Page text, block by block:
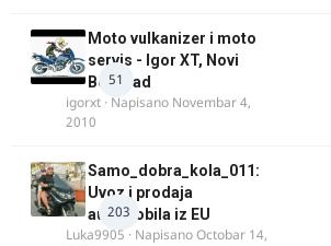
51
Moto vulkanizer i moto
servis - Igor XT, Novi
Beograd
igorxt · Napisano Novembar 4,
2010
203
Samo_dobra_kola_011:
Uvoz i prodaja
automobila iz EU
Luka9905 · NapisanoOctobar 14,